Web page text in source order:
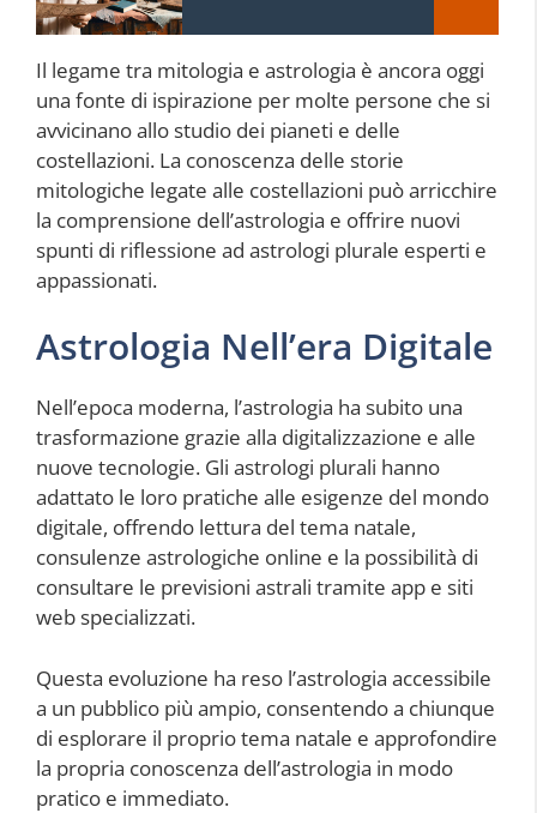
Il legame tra mitologia e astrologia è ancora oggi
una fonte di ispirazione per molte persone che si
avvicinano allo studio dei pianeti e delle
costellazioni. La conoscenza delle storie
mitologiche legate alle costellazioni può arricchire
la comprensione dell’astrologia e offrire nuovi
spunti di riflessione ad astrologi plurale esperti e
appassionati.
Astrologia Nell’era Digitale
Nell’epoca moderna, l’astrologia ha subito una
trasformazione grazie alla digitalizzazione e alle
nuove tecnologie. Gli astrologi plurali hanno
adattato le loro pratiche alle esigenze del mondo
digitale, offrendo lettura del tema natale,
consulenze astrologiche online e la possibilità di
consultare le previsioni astrali tramite app e siti
web specializzati.
Questa evoluzione ha reso l’astrologia accessibile
a un pubblico più ampio, consentendo a chiunque
di esplorare il proprio tema natale e approfondire
la propria conoscenza dell’astrologia in modo
pratico e immediato.